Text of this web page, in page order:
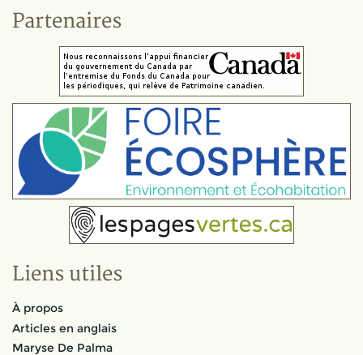
Partenaires
Liens utiles
À propos
Articles en anglais
Maryse De Palma